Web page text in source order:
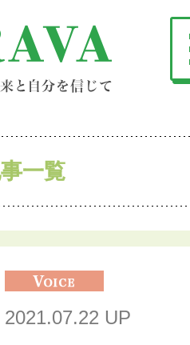
一覧
2021.07.22 UP